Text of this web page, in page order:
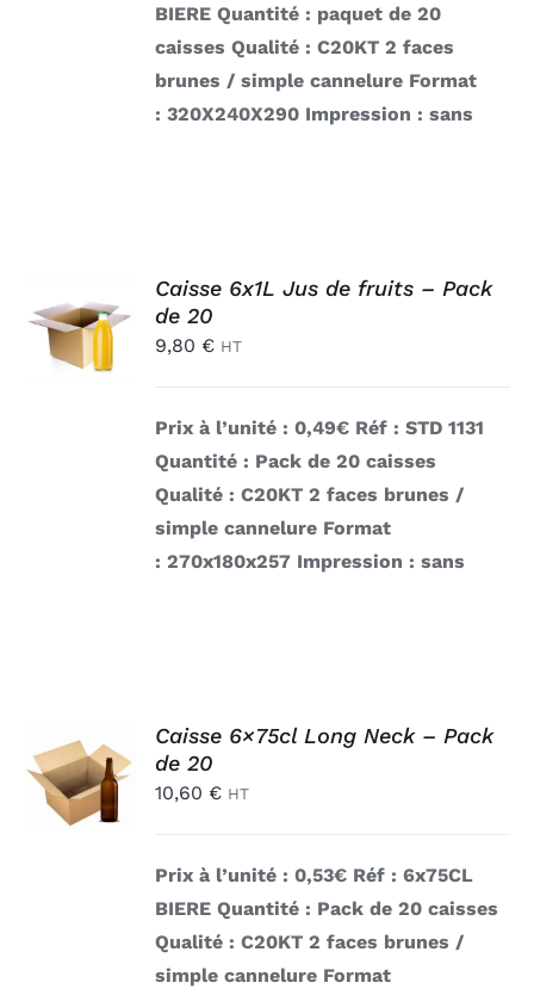
BIERE Quantité : paquet de 20
caisses Qualité : C20KT 2 faces
brunes / simple cannelure Format
: 320X240X290 Impression : sans
AU
PANIER
Caisse 6x1L Jus de fruits – Pack
de 20
9,80 € HT
Prix à l’unité : 0,49€ Réf : STD 1131
Quantité : Pack de 20 caisses
Qualité : C20KT 2 faces brunes /
simple cannelure Format
: 270x180x257 Impression : sans
AU
PANIER
/
DÉTAILS
Caisse 6×75cl Long Neck – Pack
de 20
10,60 € HT
Prix à l’unité : 0,53€ Réf : 6x75CL
BIERE Quantité : Pack de 20 caisses
Qualité : C20KT 2 faces brunes /
simple cannelure Format